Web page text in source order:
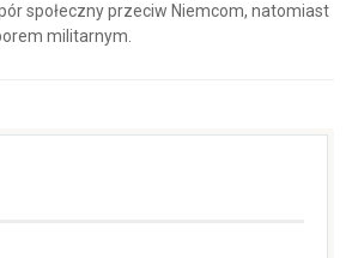
społeczny przeciw Niemcom, natomiast
militarnym.